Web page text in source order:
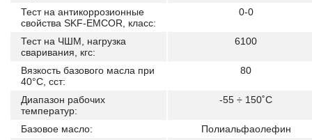
Тест на антикоррозионные
свойства SKF-EMCOR, класс:
0-0
Тест на ЧШМ, нагрузка
сваривания, кгс:
6100
Вязкость базового масла при
40°C, сст:
80
Диапазон рабочих
температур:
-55 ÷ 150˚С
Базовое масло:
Полиальфаолефин